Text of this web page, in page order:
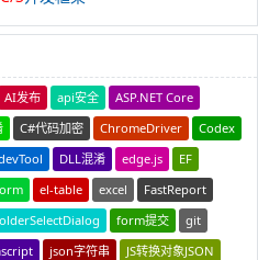
AI发布 api安全
ASP.NET Core
C#代码加密 ChromeDriver
Codex
DLL混淆 edge.js
EF
el-table excel
FastReport
form提交
git
json字符串
JS转换对象JSON